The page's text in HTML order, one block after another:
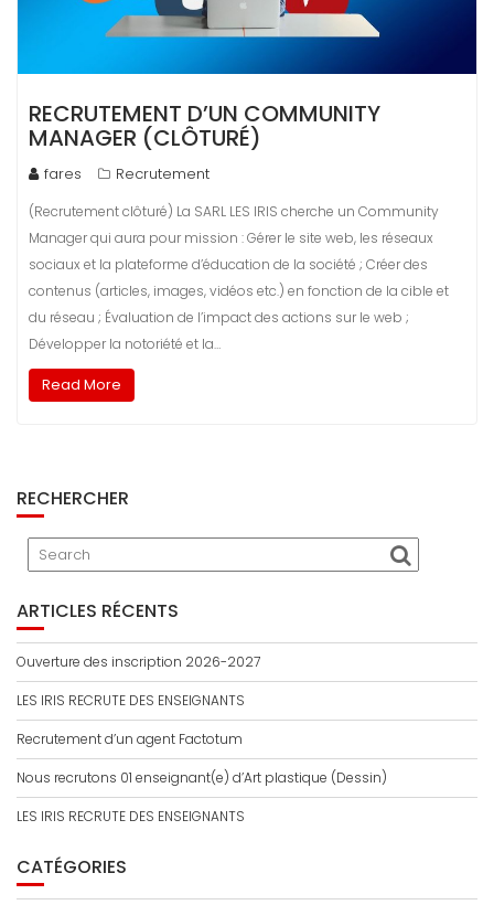
RECRUTEMENT D’UN COMMUNITY
MANAGER (CLÔTURÉ)
fares Recrutement
(Recrutement clôturé) La SARL LES IRIS cherche un Community
Manager qui aura pour mission : Gérer le site web, les réseaux
sociaux et la plateforme d’éducation de la société ; Créer des
contenus (articles, images, vidéos etc.) en fonction de la cible et
du réseau ; Évaluation de l’impact des actions sur le web ;
Développer la notoriété et la…
Read More
RECHERCHER
ARTICLES RÉCENTS
Ouverture des inscription 2026-2027
LES IRIS RECRUTE DES ENSEIGNANTS
Recrutement d’un agent Factotum
Nous recrutons 01 enseignant(e) d’Art plastique (Dessin)
LES IRIS RECRUTE DES ENSEIGNANTS
CATÉGORIES